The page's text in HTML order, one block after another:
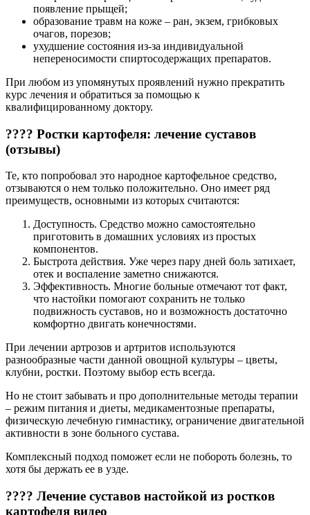
появление прыщей;
образование травм на коже – ран, экзем, грибковых
очагов, порезов;
ухудшение состояния из-за индивидуальной
непереносимости спиртосодержащих препаратов.
При любом из упомянутых проявлений нужно прекратить
курс лечения и обратиться за помощью к
квалифицированному доктору.
???? Ростки картофеля: лечение суставов
(отзывы)
Те, кто попробовал это народное картофельное средство,
отзываются о нем только положительно. Оно имеет ряд
преимуществ, основными из которых считаются:
Доступность. Средство можно самостоятельно
приготовить в домашних условиях из простых
компонентов.
Быстрота действия. Уже через пару дней боль затихает,
отек и воспаление заметно снижаются.
Эффективность. Многие больные отмечают тот факт,
что настойки помогают сохранить не только
подвижность суставов, но и возможность достаточно
комфортно двигать конечностями.
При лечении артрозов и артритов используются
разнообразные части данной овощной культуры – цветы,
клубни, ростки. Поэтому выбор есть всегда.
Но не стоит забывать и про дополнительные методы терапии
– режим питания и диеты, медикаментозные препараты,
физическую лечебную гимнастику, ограничение двигательной
активности в зоне больного сустава.
Комплексный подход поможет если не побороть болезнь, то
хотя бы держать ее в узде.
???? Лечение суставов настойкой из ростков
картофеля видео